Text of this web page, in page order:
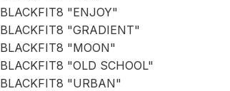
BLACKFIT8 "ENJOY"
BLACKFIT8 "GRADIENT"
BLACKFIT8 "MOON"
BLACKFIT8 "OLD SCHOOL"
BLACKFIT8 "URBAN"